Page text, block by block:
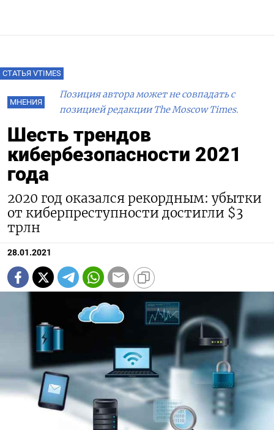
СТАТЬЯ VTIMES
МНЕНИЯ
Позиция автора может не совпадать с
позицией редакции The Moscow Times.
Шесть трендов
кибербезопасности 2021
года
2020 год оказался рекордным: убытки
от киберпреступности достигли $3
трлн
28.01.2021